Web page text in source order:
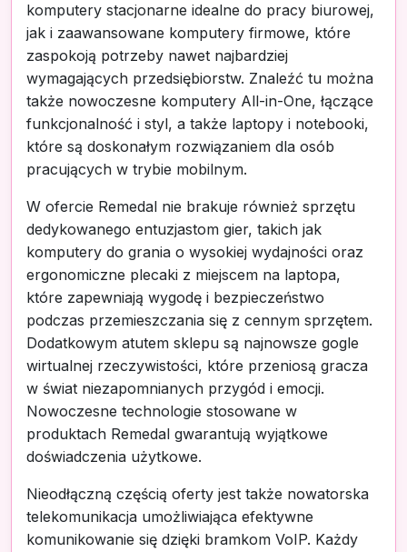
komputery stacjonarne idealne do pracy biurowej,
jak i zaawansowane komputery firmowe, które
zaspokoją potrzeby nawet najbardziej
wymagających przedsiębiorstw. Znaleźć tu można
także nowoczesne komputery All-in-One, łączące
funkcjonalność i styl, a także laptopy i notebooki,
które są doskonałym rozwiązaniem dla osób
pracujących w trybie mobilnym.
W ofercie Remedal nie brakuje również sprzętu
dedykowanego entuzjastom gier, takich jak
komputery do grania o wysokiej wydajności oraz
ergonomiczne plecaki z miejscem na laptopa,
które zapewniają wygodę i bezpieczeństwo
podczas przemieszczania się z cennym sprzętem.
Dodatkowym atutem sklepu są najnowsze gogle
wirtualnej rzeczywistości, które przeniosą gracza
w świat niezapomnianych przygód i emocji.
Nowoczesne technologie stosowane w
produktach Remedal gwarantują wyjątkowe
doświadczenia użytkowe.
Nieodłączną częścią oferty jest także nowatorska
telekomunikacja umożliwiająca efektywne
komunikowanie się dzięki bramkom VoIP. Każdy